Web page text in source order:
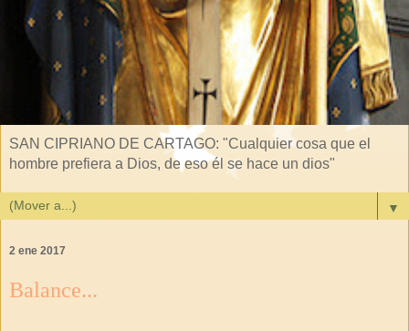
SAN CIPRIANO DE CARTAGO: "Cualquier cosa que el
hombre prefiera a Dios, de eso él se hace un dios"
▼
2 ene 2017
Balance...